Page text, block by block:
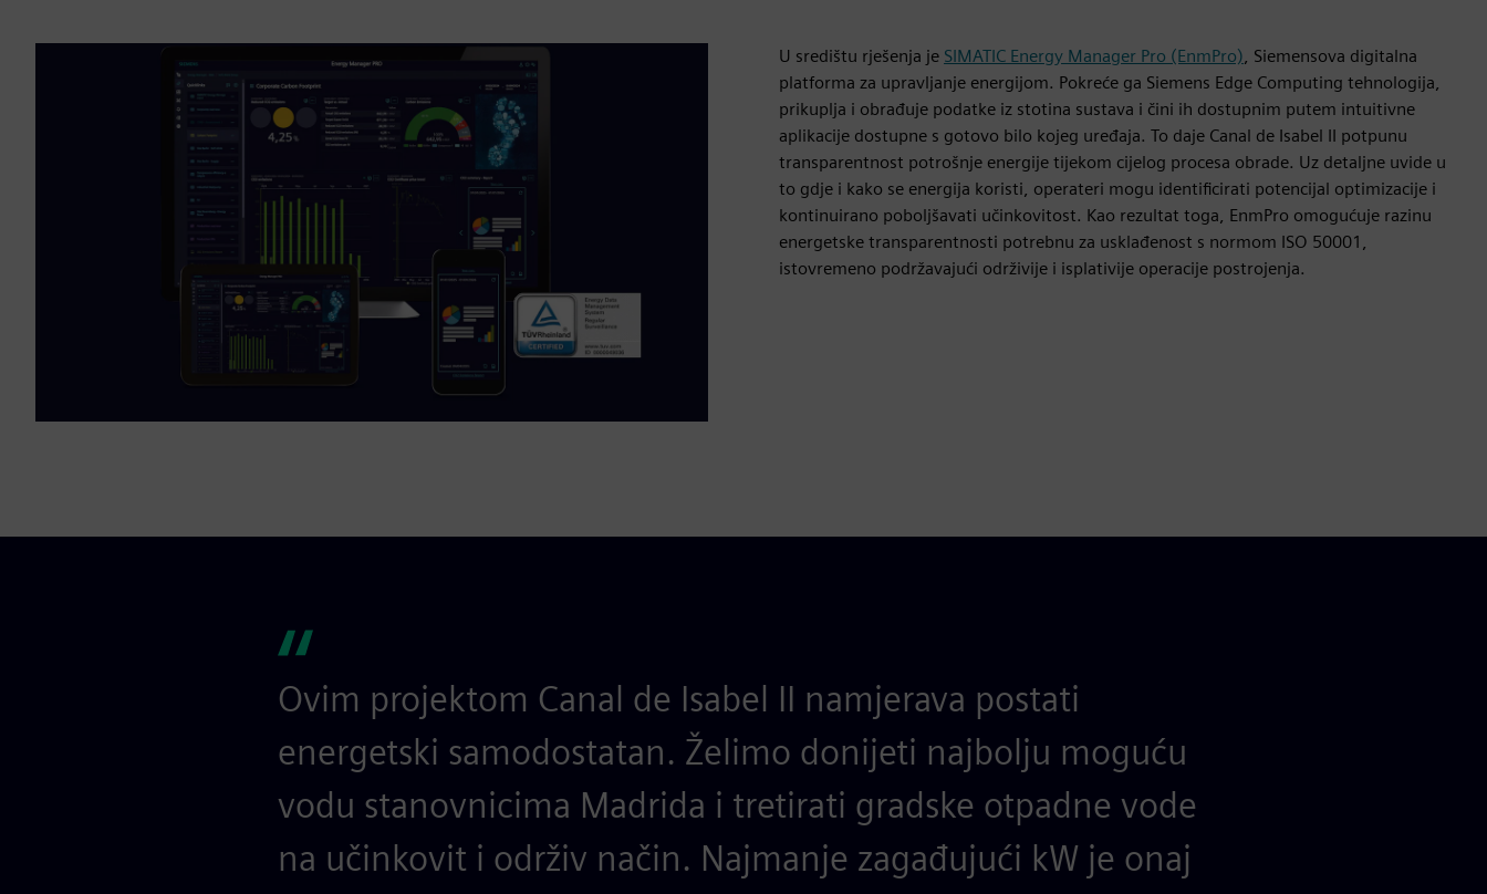
U središtu rješenja je SIMATIC Energy Manager Pro (EnmPro), Siemensova digitalna
platforma za upravljanje energijom. Pokreće ga Siemens Edge Computing tehnologija,
prikuplja i obrađuje podatke iz stotina sustava i čini ih dostupnim putem intuitivne
aplikacije dostupne s gotovo bilo kojeg uređaja. To daje Canal de Isabel II potpunu
transparentnost potrošnje energije tijekom cijelog procesa obrade. Uz detaljne uvide u
to gdje i kako se energija koristi, operateri mogu identificirati potencijal optimizacije i
kontinuirano poboljšavati učinkovitost. Kao rezultat toga, EnmPro omogućuje razinu
energetske transparentnosti potrebnu za usklađenost s normom ISO 50001,
istovremeno podržavajući održivije i isplativije operacije postrojenja.
Ovim projektom Canal de Isabel II namjerava postati
energetski samodostatan. Želimo donijeti najbolju moguću
vodu stanovnicima Madrida i tretirati gradske otpadne vode
na učinkovit i održiv način. Najmanje zagađujući kW je onaj